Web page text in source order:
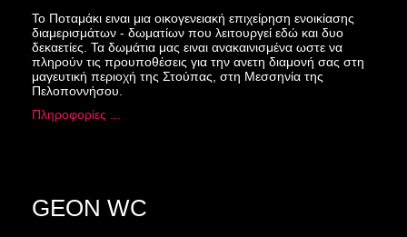
Το Ποταμάκι ειναι μια οικογενειακή επιχείρηση ενοικίασης
διαμερισμάτων - δωματίων που λειτουργεί εδώ και δυο
δεκαετίες. Τα δωμάτια μας ειναι ανακαινισμένα ωστε να
πληρούν τις προυποθέσεις για την ανετη διαμονή σας στη
μαγευτική περιοχή της Στούπας, στη Μεσσηνία της
Πελοποννήσου.
Πληροφορίες ...
GEON WC